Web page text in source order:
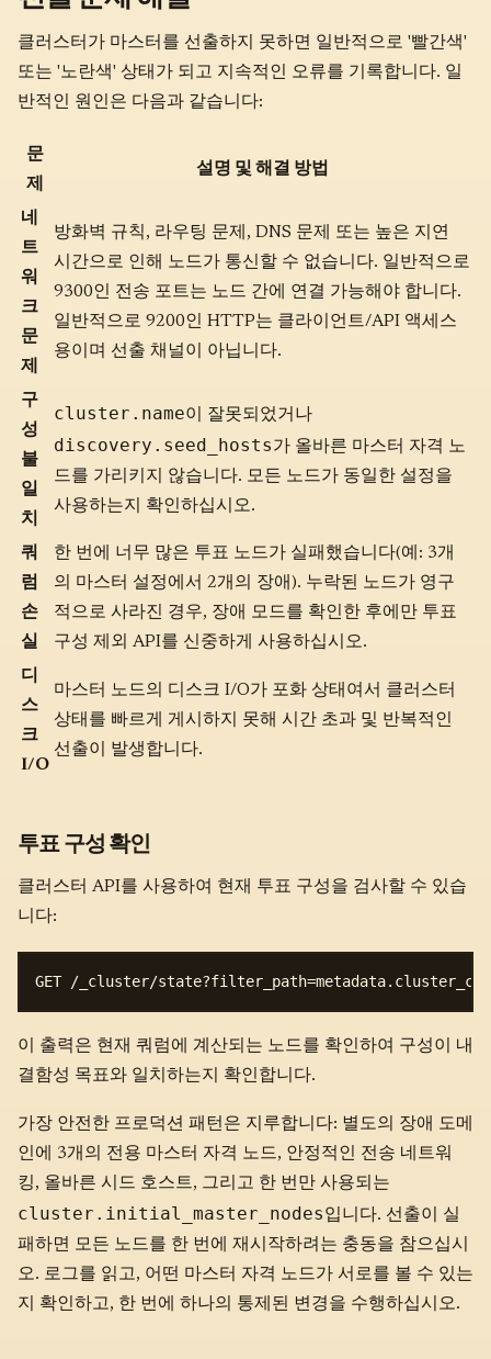
클러스터가 마스터를 선출하지 못하면 일반적으로 '빨간색'
또는 '노란색' 상태가 되고 지속적인 오류를 기록합니다. 일
반적인 원인은 다음과 같습니다:
문
제
설명 및 해결 방법
네
트
워
크
문
제
방화벽 규칙, 라우팅 문제, DNS 문제 또는 높은 지연
시간으로 인해 노드가 통신할 수 없습니다. 일반적으로
9300인 전송 포트는 노드 간에 연결 가능해야 합니다.
일반적으로 9200인 HTTP는 클라이언트/API 액세스
용이며 선출 채널이 아닙니다.
구
성
불
일
치
cluster.name이 잘못되었거나
discovery.seed_hosts가 올바른 마스터 자격 노
드를 가리키지 않습니다. 모든 노드가 동일한 설정을
사용하는지 확인하십시오.
쿼
럼
손
실
한 번에 너무 많은 투표 노드가 실패했습니다(예: 3개
의 마스터 설정에서 2개의 장애). 누락된 노드가 영구
적으로 사라진 경우, 장애 모드를 확인한 후에만 투표
구성 제외 API를 신중하게 사용하십시오.
디
스
크
I/O
마스터 노드의 디스크 I/O가 포화 상태여서 클러스터
상태를 빠르게 게시하지 못해 시간 초과 및 반복적인
선출이 발생합니다.
투표 구성 확인
클러스터 API를 사용하여 현재 투표 구성을 검사할 수 있습
니다:
이 출력은 현재 쿼럼에 계산되는 노드를 확인하여 구성이 내
결함성 목표와 일치하는지 확인합니다.
가장 안전한 프로덕션 패턴은 지루합니다: 별도의 장애 도메
인에 3개의 전용 마스터 자격 노드, 안정적인 전송 네트워
킹, 올바른 시드 호스트, 그리고 한 번만 사용되는
cluster.initial_master_nodes입니다. 선출이 실
패하면 모든 노드를 한 번에 재시작하려는 충동을 참으십시
오. 로그를 읽고, 어떤 마스터 자격 노드가 서로를 볼 수 있는
지 확인하고, 한 번에 하나의 통제된 변경을 수행하십시오.